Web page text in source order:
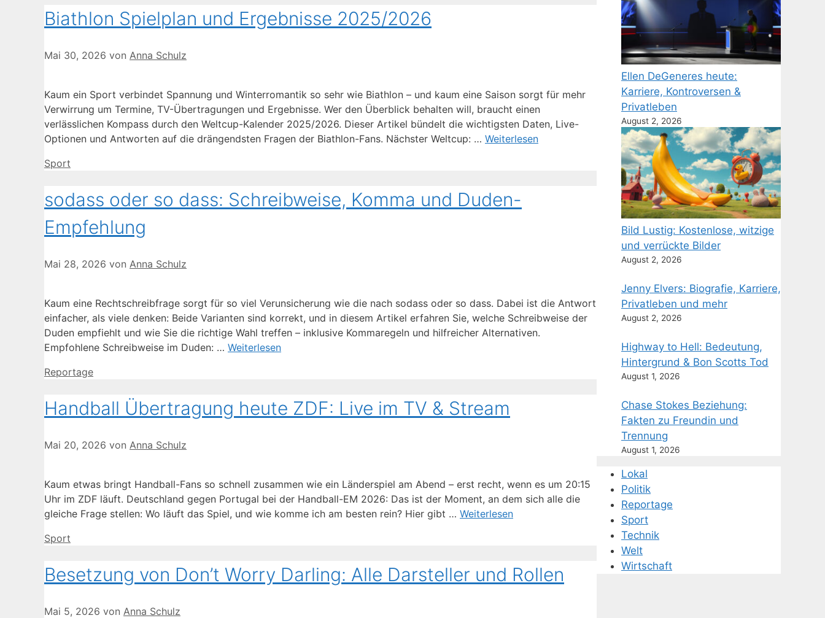
Biathlon Spielplan und Ergebnisse 2025/2026
Mai 30, 2026 von Anna Schulz
Kaum ein Sport verbindet Spannung und Winterromantik so sehr wie Biathlon – und kaum eine Saison sorgt für mehr
Verwirrung um Termine, TV-Übertragungen und Ergebnisse. Wer den Überblick behalten will, braucht einen
verlässlichen Kompass durch den Weltcup-Kalender 2025/2026. Dieser Artikel bündelt die wichtigsten Daten, Live-
Optionen und Antworten auf die drängendsten Fragen der Biathlon-Fans. Nächster Weltcup: … Weiterlesen
Kategorien
Sport
sodass oder so dass: Schreibweise, Komma und Duden-
Empfehlung
Mai 28, 2026 von Anna Schulz
Kaum eine Rechtschreibfrage sorgt für so viel Verunsicherung wie die nach sodass oder so dass. Dabei ist die Antwort
einfacher, als viele denken: Beide Varianten sind korrekt, und in diesem Artikel erfahren Sie, welche Schreibweise der
Duden empfiehlt und wie Sie die richtige Wahl treffen – inklusive Kommaregeln und hilfreicher Alternativen.
Empfohlene Schreibweise im Duden: … Weiterlesen
Kategorien
Reportage
Handball Übertragung heute ZDF: Live im TV & Stream
Mai 20, 2026 von Anna Schulz
Kaum etwas bringt Handball-Fans so schnell zusammen wie ein Länderspiel am Abend – erst recht, wenn es um 20:15
Uhr im ZDF läuft. Deutschland gegen Portugal bei der Handball-EM 2026: Das ist der Moment, an dem sich alle die
gleiche Frage stellen: Wo läuft das Spiel, und wie komme ich am besten rein? Hier gibt … Weiterlesen
Kategorien
Sport
Besetzung von Don’t Worry Darling: Alle Darsteller und Rollen
Mai 5, 2026 von Anna Schulz
Ellen DeGeneres heute:
Karriere, Kontroversen &
Privatleben
August 2, 2026
Bild Lustig: Kostenlose, witzige
und verrückte Bilder
August 2, 2026
Jenny Elvers: Biografie, Karriere,
Privatleben und mehr
August 2, 2026
Highway to Hell: Bedeutung,
Hintergrund & Bon Scotts Tod
August 1, 2026
Chase Stokes Beziehung:
Fakten zu Freundin und
Trennung
August 1, 2026
Lokal
Politik
Reportage
Sport
Technik
Welt
Wirtschaft